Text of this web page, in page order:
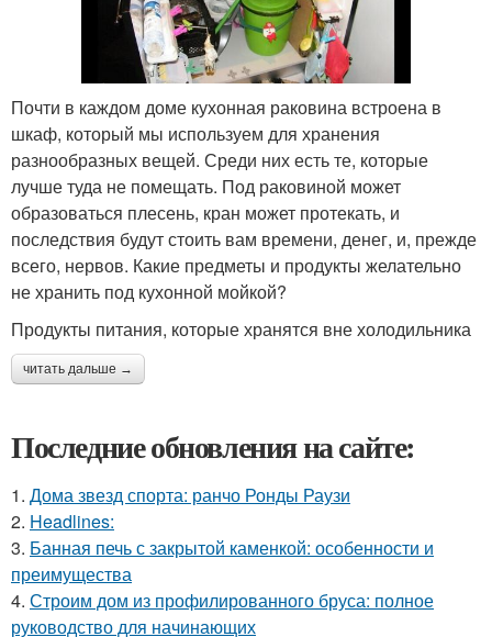
Почти в каждом доме кухонная раковина встроена в
шкаф, который мы используем для хранения
разнообразных вещей. Среди них есть те, которые
лучше туда не помещать. Под раковиной может
образоваться плесень, кран может протекать, и
последствия будут стоить вам времени, денег, и, прежде
всего, нервов. Какие предметы и продукты желательно
не хранить под кухонной мойкой?
Продукты питания, которые хранятся вне холодильника
читать дальше →
Последние обновления на сайте:
1. Дома звезд спорта: ранчо Ронды Раузи
2. Headlines:
3. Банная печь с закрытой каменкой: особенности и
преимущества
4. Строим дом из профилированного бруса: полное
руководство для начинающих